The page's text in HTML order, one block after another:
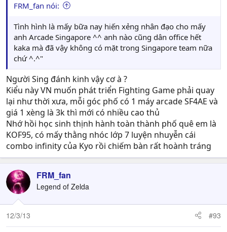
FRM_fan nói:
Tình hình là mấy bữa nay hiến xẻng nhân đạo cho mấy
anh Arcade Singapore ^^ anh nào cũng dân office hết
kaka mà đã vậy không có mặt trong Singapore team nữa
chứ ^.^"
Người Sing đánh kinh vậy cơ à ?
Kiểu này VN muốn phát triển Fighting Game phải quay
lại như thời xưa, mỗi góc phố có 1 máy arcade SF4AE và
giá 1 xèng là 3k thì mới có nhiều cao thủ
Nhớ hồi học sinh thịnh hành toàn thành phố quê em là
KOF95, có mấy thằng nhóc lớp 7 luyện nhuyễn cái
combo infinity của Kyo rồi chiếm bàn rất hoành tráng
FRM_fan
Legend of Zelda
12/3/13 #93